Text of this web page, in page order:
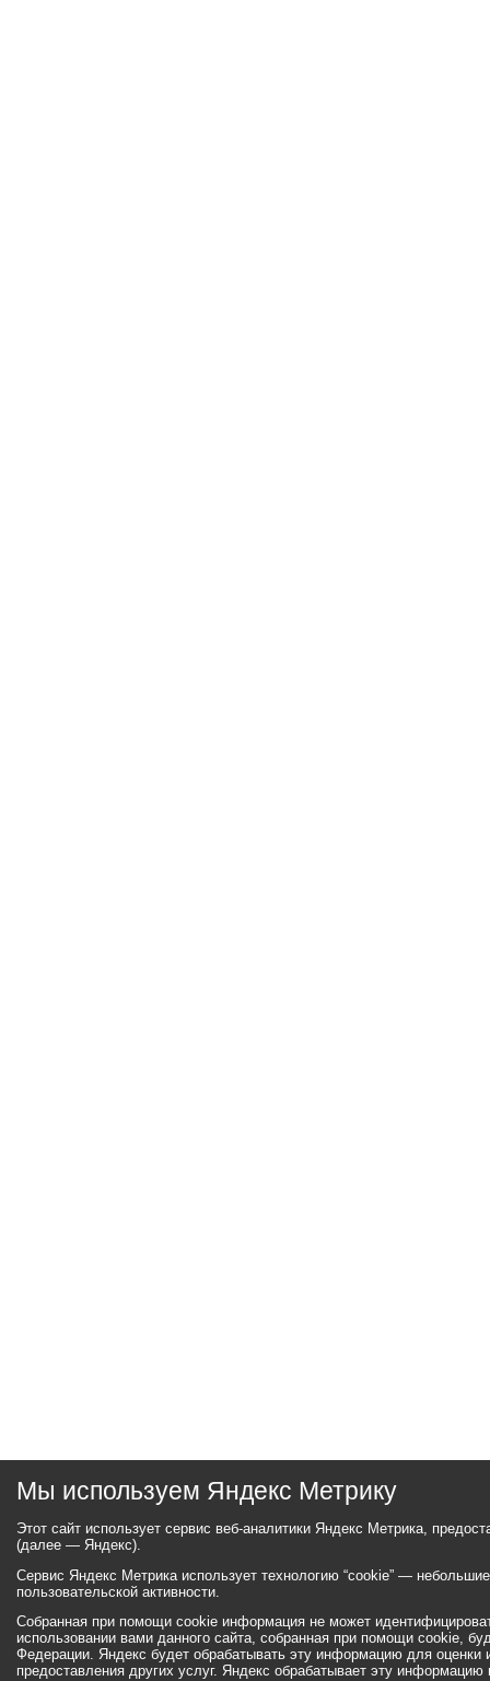
Мы используем Яндекс Метрику
Этот сайт использует сервис веб-аналитики Яндекс Метрика,
(далее — Яндекс).
Сервис Яндекс Метрика использует технологию “cookie” —
пользовательской активности.
Собранная при помощи cookie информация не может
использовании вами данного сайта, собранная при помощи cookie,
Федерации. Яндекс будет обрабатывать эту информацию для оценки
предоставления других услуг. Яндекс обрабатывает эту